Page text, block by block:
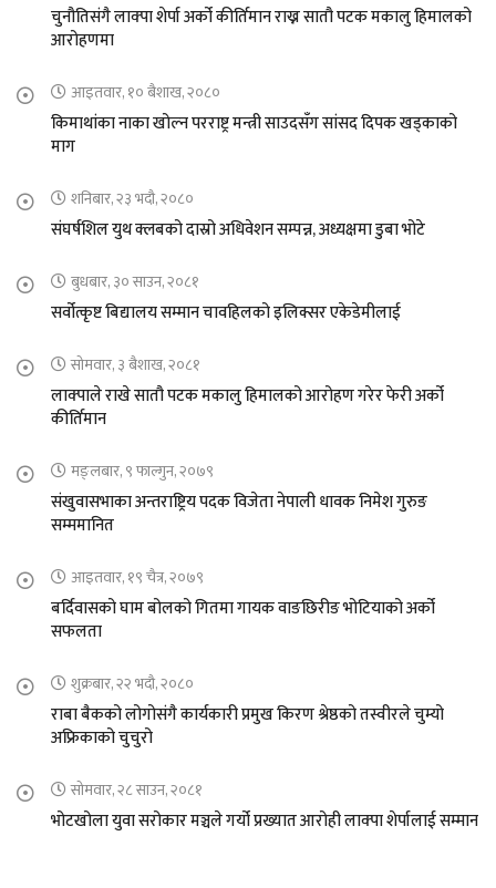
चुनौतिसंगै लाक्पा शेर्पा अर्को कीर्तिमान राख्न सातौ पटक मकालु हिमालको
आरोहणमा
आइतवार, १० बैशाख, २०८०
किमाथांका नाका खोल्न परराष्ट्र मन्त्री साउदसँग सांसद दिपक खड्काको
माग
शनिबार, २३ भदौ, २०८०
संघर्षशिल युथ क्लबको दास्रो अधिवेशन सम्पन्न, अध्यक्षमा डुबा भोटे
बुधबार, ३० साउन, २०८१
सर्वोत्कृष्ट बिद्यालय सम्मान चावहिलको इलिक्सर एकेडेमीलाई
सोमवार, ३ बैशाख, २०८१
लाक्पाले राखे सातौ पटक मकालु हिमालको आरोहण गरेर फेरी अर्को
कीर्तिमान
मङ्लबार, ९ फाल्गुन, २०७९
संखुवासभाका अन्तराष्ट्रिय पदक विजेता नेपाली धावक निमेश गुरुङ
सम्ममानित
आइतवार, १९ चैत्र, २०७९
बर्दिवासको घाम बोलको गितमा गायक वाङछिरीङ भोटियाको अर्को
सफलता
शुक्रबार, २२ भदौ, २०८०
राबा बैकको लोगोसंगै कार्यकारी प्रमुख किरण श्रेष्ठको तस्वीरले चुम्यो
अफ्रिकाको चुचुरो
सोमवार, २८ साउन, २०८१
भोटखोला युवा सरोकार मञ्चले गर्यो प्रख्यात आरोही लाक्पा शेर्पालाई सम्मान